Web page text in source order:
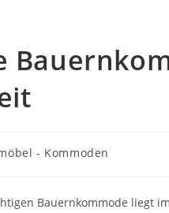
- Kommoden
Bauernkommode liegt